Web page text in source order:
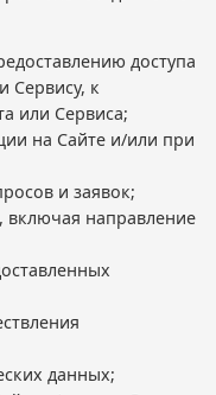
доступа
Сервису, к
или Сервиса;
на Сайте и/или при
и заявок;
включая направление
данных;